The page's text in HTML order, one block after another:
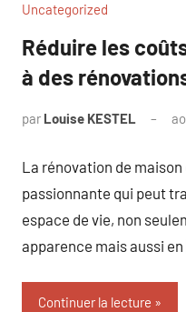
Uncategorized
Réduire les
à des
par Louise KESTEL
La rénovation de
passionnante qui peut
espace de vie, non
apparence mais aussi
Continuer la lecture